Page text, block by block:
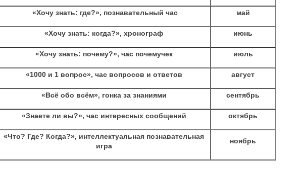
«Хочу знать: где?», познавательный час май
«Хочу знать: когда?», хронограф июнь
«Хочу знать: почему?», час почемучек июль
«1000 и 1 вопрос», час вопросов и ответов август
«Всё обо всём», гонка за знаниями сентябрь
«Знаете ли вы?», час интересных сообщений октябрь
«Что? Где? Когда?», интеллектуальная познавательная
игра
ноябрь